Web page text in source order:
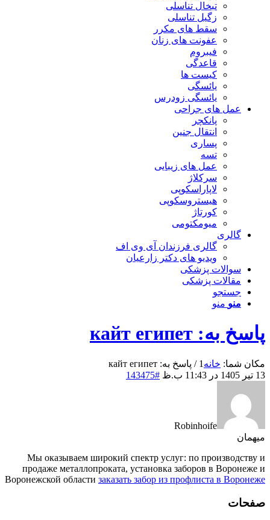
تبخال تناسلی
زگیل تناسلی
سقط های مکرر
عفونت های زنان
فیبروم
قاعدگی
کیست ها
یائسگی
یائسگی زودرس
عمل های جراحی
پانکچر
انتقال جنین
پساری
تسه
عمل های زیبایی
سرکلاژ
لاپاراسکوپی
هیستروسکوپی
کورتاژ
میومکتومی
گالری
گالری فرزندان آی وی اف
ویدیو های دکتر زارعیان
سوالات پزشکی
مقالات پزشکی
جستجو
منو منو
پاسخ به: кайт египет
مکان شما: خانه 1
/ پاسخ به: кайт египет
13 تیر 1405 در 11:43 ب.ظ
#143475
Robinhoife
میهمان
Мы оказываем широкий спектр услуг: по производству и
продаже металлопроката, установка заборов в Воронеже и
Воронежской области заказать забор из профлиста в Воронеже
صفحات